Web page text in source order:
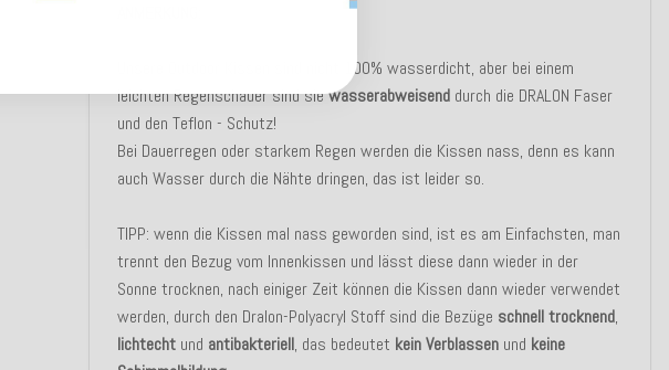
Unsere Outdoor Kissen sind nicht 100% wasserdicht, aber bei einem
leichten Regenschauer sind siewasserabweisend durch die DRALON Faser
und den Teflon - Schutz!
Bei Dauerregen oder starkem Regen werden die Kissen nass, denn es kann
auch Wasser durch die Nähte dringen, das ist leider so.
TIPP: wenn die Kissen mal nass geworden sind, ist es am Einfachsten, man
trennt den Bezug vom Innenkissen und lässt diese dann wieder in der
Sonne trocknen, nach einiger Zeit können die Kissen dann wieder verwendet
werden, durch den Dralon-Polyacryl Stoff sind die Bezüge schnell trocknend,
lichtecht und antibakteriell, das bedeutet kein Verblassen und keine